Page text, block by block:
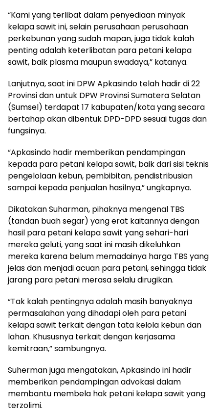
“Kami yang terlibat dalam penyediaan minyak
kelapa sawit ini, selain perusahaan perusahaan
perkebunan yang sudah mapan, juga tidak kalah
penting adalah keterlibatan para petani kelapa
sawit, baik plasma maupun swadaya,” katanya.
Lanjutnya, saat ini DPW Apkasindo telah hadir di 22
Provinsi dan untuk DPW Provinsi Sumatera Selatan
(Sumsel) terdapat 17 kabupaten/kota yang secara
bertahap akan dibentuk DPD-DPD sesuai tugas dan
fungsinya.
“Apkasindo hadir memberikan pendampingan
kepada para petani kelapa sawit, baik dari sisi teknis
pengelolaan kebun, pembibitan, pendistribusian
sampai kepada penjualan hasilnya,” ungkapnya.
Dikatakan Suharman, pihaknya mengenal TBS
(tandan buah segar) yang erat kaitannya dengan
hasil para petani kelapa sawit yang sehari-hari
mereka geluti, yang saat ini masih dikeluhkan
mereka karena belum memadainya harga TBS yang
jelas dan menjadi acuan para petani, sehingga tidak
jarang para petani merasa selalu dirugikan.
“Tak kalah pentingnya adalah masih banyaknya
permasalahan yang dihadapi oleh para petani
kelapa sawit terkait dengan tata kelola kebun dan
lahan. Khususnya terkait dengan kerjasama
kemitraan,” sambungnya.
Suherman juga mengatakan, Apkasindo ini hadir
memberikan pendampingan advokasi dalam
membantu membela hak petani kelapa sawit yang
terzolimi.